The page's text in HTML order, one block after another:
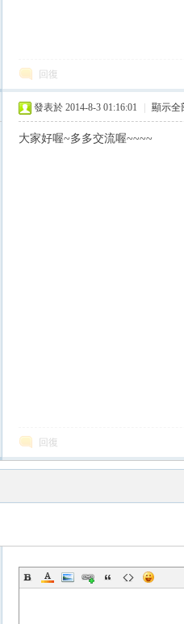
回復
發表於 2014-8-3 01:16:01 顯示全
大家好喔~多多交流喔~~~~
回復